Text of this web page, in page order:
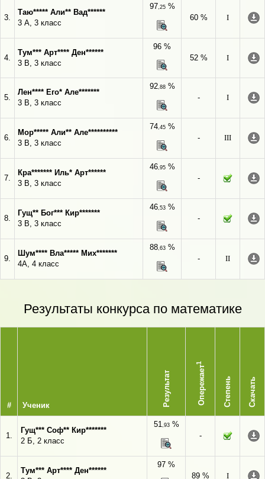
3.
Таю***** Али** Вад******
3 А, 3 класс
97,25%
60 %
I
4.
Тум*** Арт**** Ден******
3 В, 3 класс
96 %
52 %
I
5.
Лен**** Его* Але*******
3 В, 3 класс
92,88%
-
I
6.
Мор***** Али** Але**********
3 В, 3 класс
74,45%
-
III
7.
Кра******* Иль* Арт******
3 В, 3 класс
46,95%
-
8.
Гущ** Бог*** Кир*******
3 В, 3 класс
46,53%
-
9.
Шум**** Вла***** Мих*******
4А, 4 класс
88,63%
-
II
Результаты конкурса по математике
# Ученик Результат Опережает
1
Степень Скачать
1.
Гущ*** Соф** Кир*******
2 Б, 2 класс
51,93%
-
2.
Тум*** Арт**** Ден******
97 %
89 %
I